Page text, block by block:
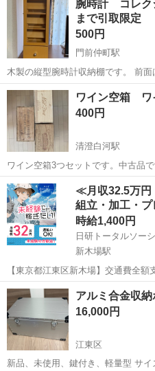
なので沢山入ります！ 衣裳だけで
きます。 半透明の乳白色カ...
腕時計 コレク
まで引取限定
500円
門前仲町駅
木製の縦型腕時計収納棚です。 前
で3～4個x4段収納できます。 後面
1枚欠損しています。 下には説明書
引き出しがあります。 ...
東京 江東区 門前仲町駅
ワイン空箱 ワ
400円
清澄白河駅
ワイン空箱3つセットです。中古品
辺(Iki espresso さん辺り)へ引き取
いいたします。
東京 江東区 清澄白河駅
≪月収32.5万円
組立・加工・プ
時給1,400円
日研トータルソー
新木場駅
【東京都江東区新木場】交通費全額
機械メンテナンス等《お仕事No.4A1585-JS》 お仕事
コンベヤ等からこぼれた木片粉の清
し等）、カッター機の...
東京 江東区 新木場駅 そ
アルミ合金収納
16,000円
江東区
新品、未使用、鍵付き、軽量型 サイズ： • 長さ：70cm • 幅 ：45cm